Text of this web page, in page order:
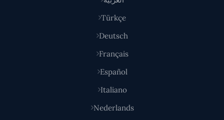
Türkçe
Deutsch
Français
Español
Italiano
Nederlands